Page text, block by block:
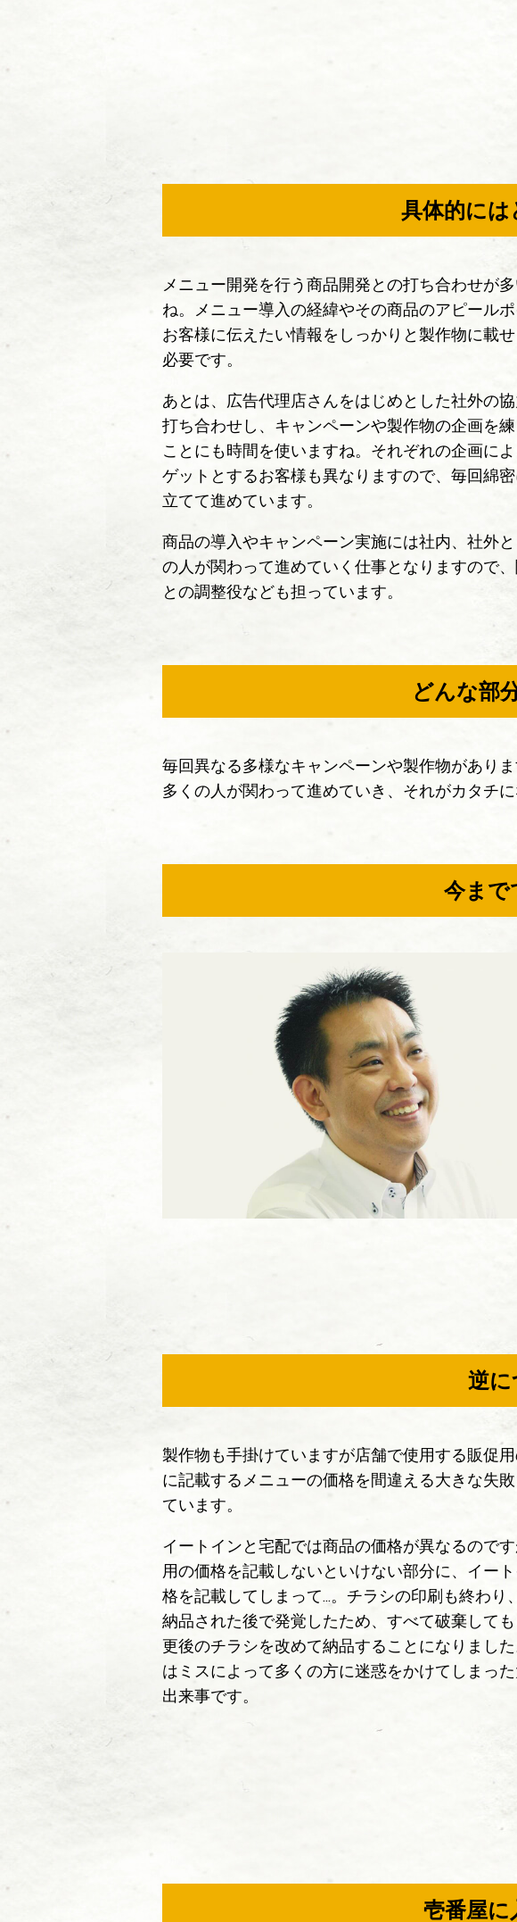
具体的には
メニュー開発を行う商品開発との打ち合わせが
ね。メニュー導入の経緯やその商品のアピールポ
お客様に伝えたい情報をしっかりと製作物に載
必要です。
あとは、広告代理店さんをはじめとした社外の協
打ち合わせし、キャンペーンや製作物の企画を
ことにも時間を使いますね。それぞれの企画に
ゲットとするお客様も異なりますので、毎回綿
立てて進めています。
商品の導入やキャンペーン実施には社内、社外と
の人が関わって進めていく仕事となりますので
との調整役なども担っています。
どんな部
毎回異なる多様なキャンペーンや製作物があり
多くの人が関わって進めていき、それがカタチ
今まで
逆に
製作物も手掛けていますが店舗で使用する販促
に記載するメニューの価格を間違える大きな失
ています。
イートインと宅配では商品の価格が異なるので
用の価格を記載しないといけない部分に、イー
格を記載してしまって…。チラシの印刷も終わり
納品された後で発覚したため、すべて破棄して
更後のチラシを改めて納品することになりまし
はミスによって多くの方に迷惑をかけてしまっ
出来事です。
壱番屋に